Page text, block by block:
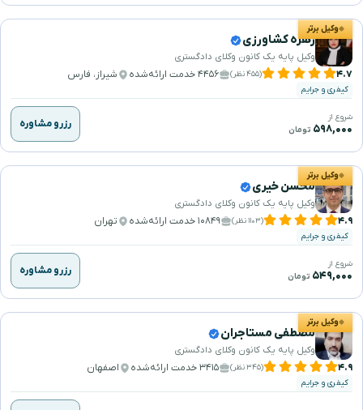
وکیل برتر
زهره کشاورزی
وکیل پایه یک کانون وکلای دادگستری
۴.۷ (۴۵۵ نظر) ۴۴۵۶ خدمت ارائه‌شده شیراز، فارس
کیفری و جرایم
شروع از
۵۹۸,۰۰۰ تومان رزرو مشاوره
وکیل برتر
محسن خیری
وکیل پایه یک کانون وکلای دادگستری
۴.۹ (۱۱۰۳ نظر) ۱۰۸۴۹ خدمت ارائه‌شده تهران
کیفری و جرایم
شروع از
۵۴۹,۰۰۰ تومان رزرو مشاوره
وکیل برتر
مصطفی مستاجران
وکیل پایه یک کانون وکلای دادگستری
۴.۹ (۳۴۵ نظر) ۳۴۱۵ خدمت ارائه‌شده اصفهان
کیفری و جرایم